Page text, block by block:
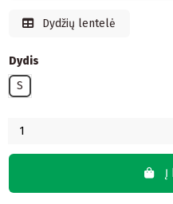
Dydžių lentelė
Dydis
S
Į